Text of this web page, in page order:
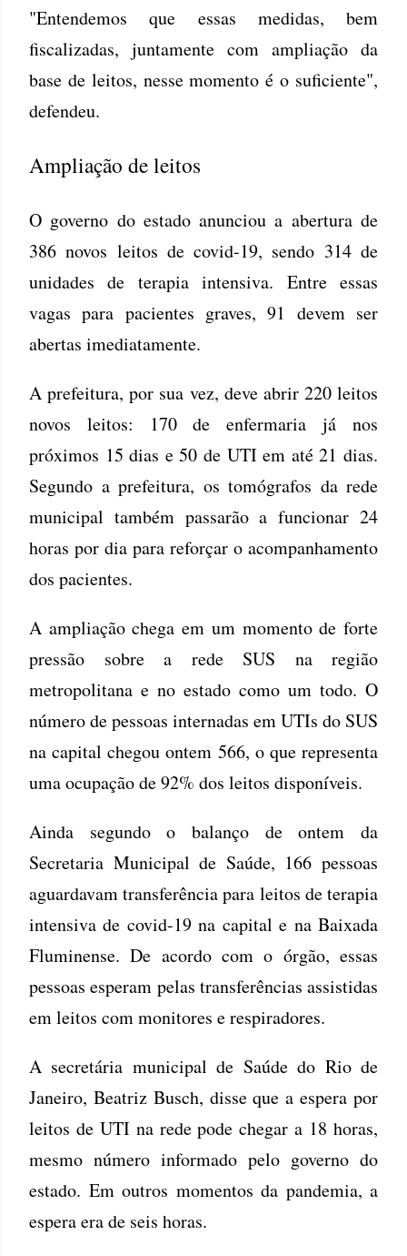
"Entendemos que essas medidas, bem
fiscalizadas, juntamente com ampliação da
base de leitos, nesse momento é o suficiente",
defendeu.
Ampliação de leitos
O governo do estado anunciou a abertura de
386 novos leitos de covid-19, sendo 314 de
unidades de terapia intensiva. Entre essas
vagas para pacientes graves, 91 devem ser
abertas imediatamente.
A prefeitura, por sua vez, deve abrir 220 leitos
novos leitos: 170 de enfermaria já nos
próximos 15 dias e 50 de UTI em até 21 dias.
Segundo a prefeitura, os tomógrafos da rede
municipal também passarão a funcionar 24
horas por dia para reforçar o acompanhamento
dos pacientes.
A ampliação chega em um momento de forte
pressão sobre a rede SUS na região
metropolitana e no estado como um todo. O
número de pessoas internadas em UTIs do SUS
na capital chegou ontem 566, o que representa
uma ocupação de 92% dos leitos disponíveis.
Ainda segundo o balanço de ontem da
Secretaria Municipal de Saúde, 166 pessoas
aguardavam transferência para leitos de terapia
intensiva de covid-19 na capital e na Baixada
Fluminense. De acordo com o órgão, essas
pessoas esperam pelas transferências assistidas
em leitos com monitores e respiradores.
A secretária municipal de Saúde do Rio de
Janeiro, Beatriz Busch, disse que a espera por
leitos de UTI na rede pode chegar a 18 horas,
mesmo número informado pelo governo do
estado. Em outros momentos da pandemia, a
espera era de seis horas.